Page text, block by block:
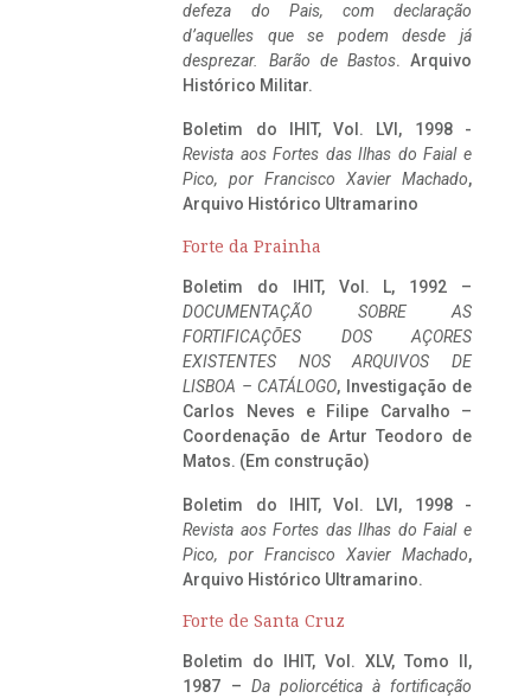
defeza do Pais, com declaração
d’aquelles que se podem desde já
desprezar. Barão de Bastos. Arquivo
Histórico Militar.
Boletim do IHIT, Vol. LVI, 1998 -
Revista aos Fortes das Ilhas do Faial e
Pico, por Francisco Xavier Machado,
Arquivo Histórico Ultramarino
Forte da Prainha
Boletim do IHIT, Vol. L, 1992 –
DOCUMENTAÇÃO SOBRE AS
FORTIFICAÇÕES DOS AÇORES
EXISTENTES NOS ARQUIVOS DE
LISBOA – CATÁLOGO, Investigação de
Carlos Neves e Filipe Carvalho –
Coordenação de Artur Teodoro de
Matos. (Em construção)
Boletim do IHIT, Vol. LVI, 1998 -
Revista aos Fortes das Ilhas do Faial e
Pico, por Francisco Xavier Machado,
Arquivo Histórico Ultramarino.
Forte de Santa Cruz
Boletim do IHIT, Vol. XLV, Tomo II,
1987 – Da poliorcética à fortificação